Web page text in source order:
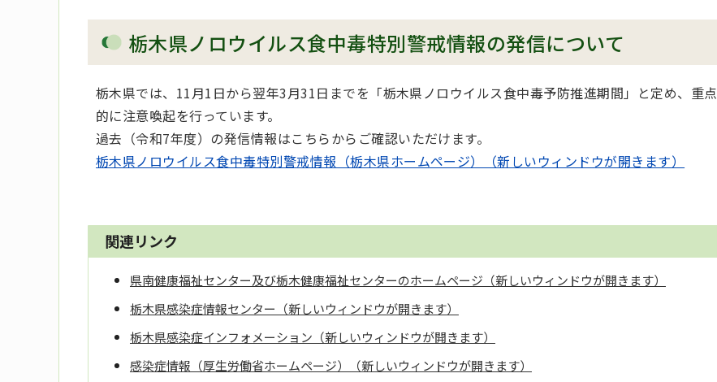
栃木県ノロウイルス食中毒特別警戒情報の発信について
栃木県では、11月1日から翌年3月31日までを「栃木県ノロウイルス食中毒予防推進期間」と定め、重点
的に注意喚起を行っています。
過去（令和7年度）の発信情報はこちらからご確認いただけます。
栃木県ノロウイルス食中毒特別警戒情報（栃木県ホームページ）（新しいウィンドウが開きます）
関連リンク
県南健康福祉センター及び栃木健康福祉センターのホームページ（新しいウィンドウが開きます）
栃木県感染症情報センター（新しいウィンドウが開きます）
栃木県感染症インフォメーション（新しいウィンドウが開きます）
感染症情報（厚生労働省ホームページ）（新しいウィンドウが開きます）